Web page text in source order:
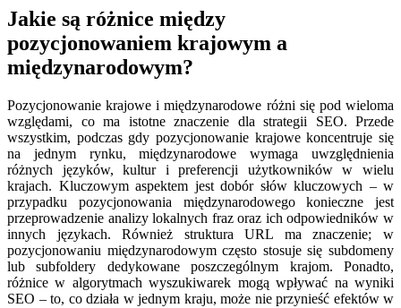
Jakie są różnice między
pozycjonowaniem krajowym a
międzynarodowym?
Pozycjonowanie krajowe i międzynarodowe różni się pod wieloma
względami, co ma istotne znaczenie dla strategii SEO. Przede
wszystkim, podczas gdy pozycjonowanie krajowe koncentruje się
na jednym rynku, międzynarodowe wymaga uwzględnienia
różnych języków, kultur i preferencji użytkowników w wielu
krajach. Kluczowym aspektem jest dobór słów kluczowych – w
przypadku pozycjonowania międzynarodowego konieczne jest
przeprowadzenie analizy lokalnych fraz oraz ich odpowiedników w
innych językach. Również struktura URL ma znaczenie; w
pozycjonowaniu międzynarodowym często stosuje się subdomeny
lub subfoldery dedykowane poszczególnym krajom. Ponadto,
różnice w algorytmach wyszukiwarek mogą wpływać na wyniki
SEO – to, co działa w jednym kraju, może nie przynieść efektów w